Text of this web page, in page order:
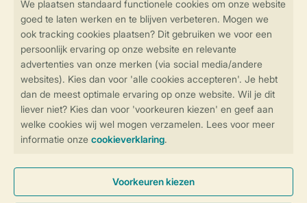
Vrijstaand of geschakeld